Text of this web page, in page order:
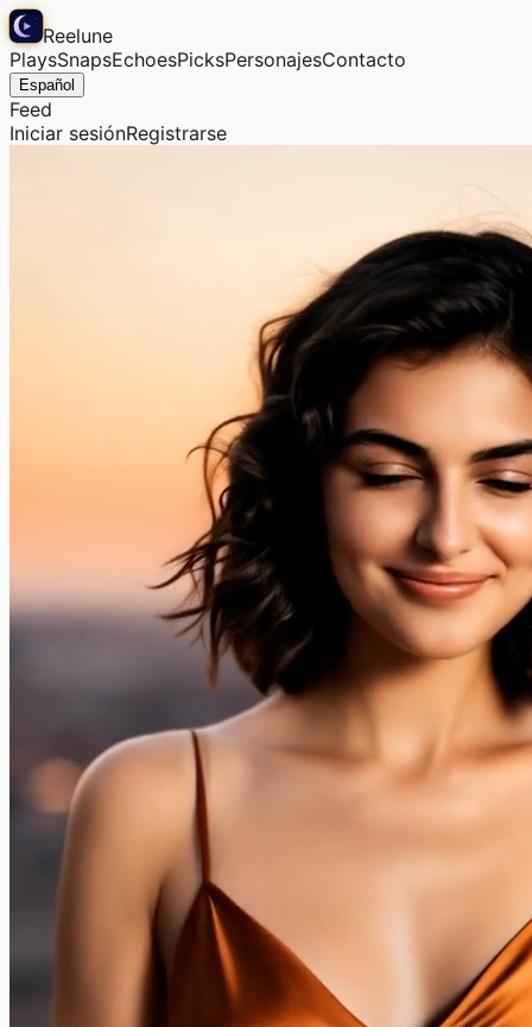
Reelune
PlaysSnapsEchoesPicksPersonajesContacto
Español
Feed
Iniciar sesiónRegistrarse